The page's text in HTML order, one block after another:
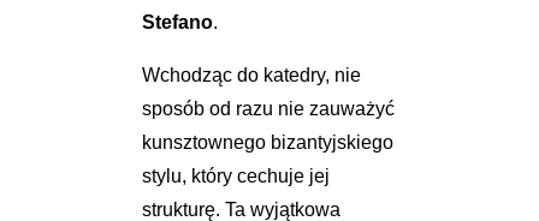
Stefano.
Wchodząc do katedry, nie
sposób od razu nie zauważyć
kunsztownego bizantyjskiego
stylu, który cechuje jej
strukturę. Ta wyjątkowa